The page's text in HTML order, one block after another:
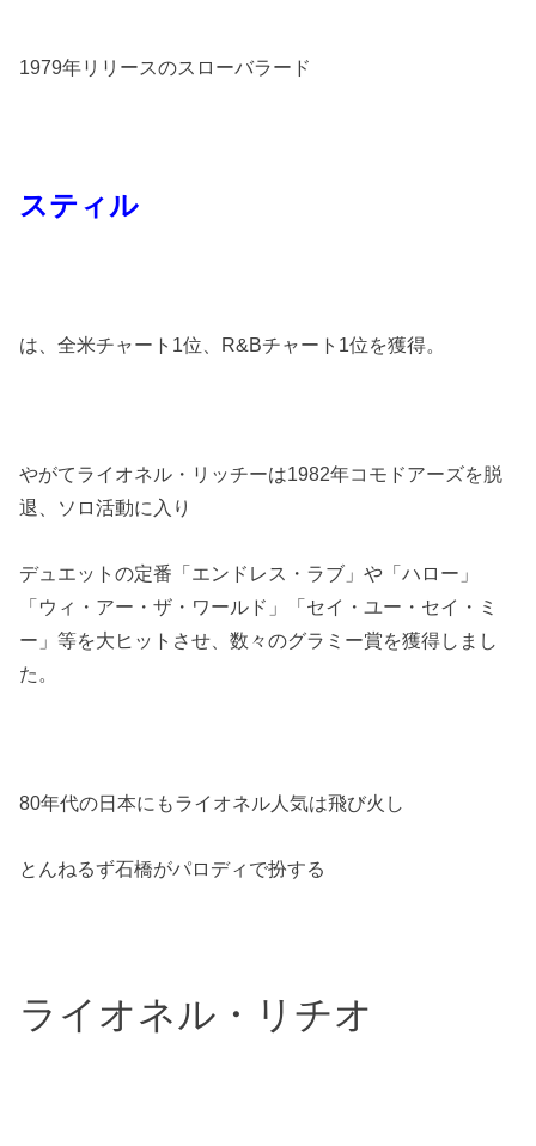
1979年リリースのスローバラード
スティル
は、全米チャート1位、R&Bチャート1位を獲得。
やがてライオネル・リッチーは1982年コモドアーズを脱
退、ソロ活動に入り
デュエットの定番「エンドレス・ラブ」や「ハロー」
「ウィ・アー・ザ・ワールド」「セイ・ユー・セイ・ミ
ー」等を大ヒットさせ、数々のグラミー賞を獲得しまし
た。
80年代の日本にもライオネル人気は飛び火し
とんねるず石橋がパロディで扮する
ライオネル・リチオ